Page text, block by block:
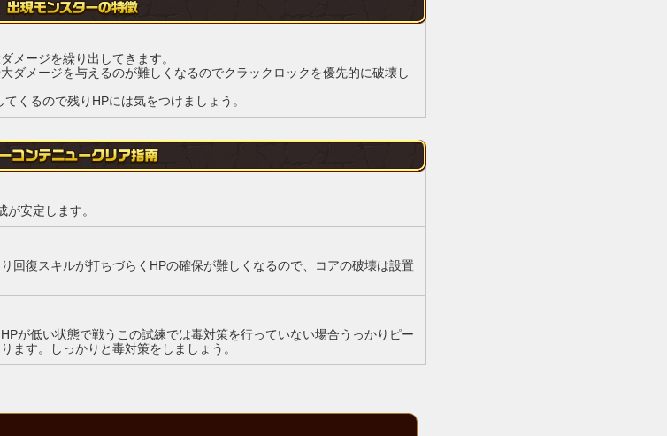
メージを繰り出してきます。
ダメージを与えるのが難しくなるのでクラックロックを優先的に破壊し
くるので残りHPには気をつけましょう。
安定します。
回復スキルが打ちづらくHPの確保が難しくなるので、コアの破壊は設置
が低い状態で戦うこの試練では毒対策を行っていない場合うっかりピー
ます。しっかりと毒対策をしましょう。